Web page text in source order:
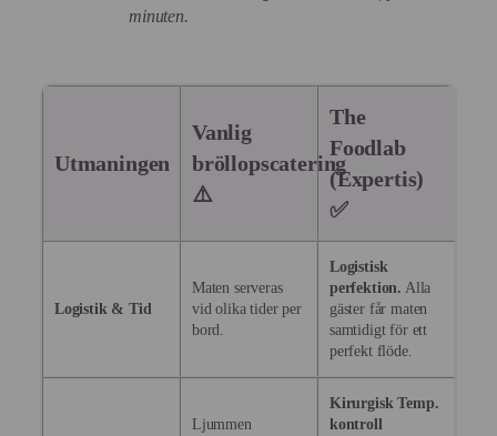
minuten.
Utmaningen
Vanlig
bröllopscatering
⚠️
The
Foodlab
(Expertis)
✅
Logistik & Tid
Maten serveras
vid olika tider per
bord.
Logistisk
perfektion. Alla
gäster får maten
samtidigt för ett
perfekt flöde.
Ljummen
Kirurgisk Temp.
kontroll